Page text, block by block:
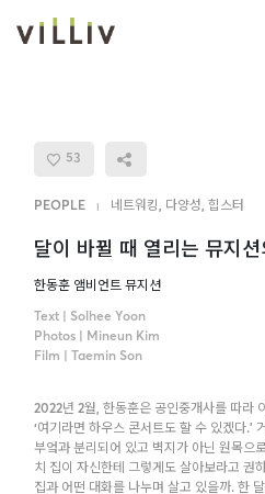
JOIN
EVENT
분양정보
매거진
PEOPLE
SPACE
CULTURE
PEOPLE | 네트워킹, 다양성,힙스터
달이 바뀔 때 열리는 뮤지션
한동훈 앰비언트 뮤지션
Text | Solhee Yoon
Photos | Mineun Kim
Film | Taemin Son
53
2022년 2월, 한동훈은 공인중개사를 따라
‘여기라면 하우스 콘서트도 할 수 있겠다.’
부엌과 분리되어 있고 벽지가 아닌 원목으
치 집이 자신한테 그렇게도 살아보라고 권
집과 어떤 대화를 나누며 살고 있을까. 한